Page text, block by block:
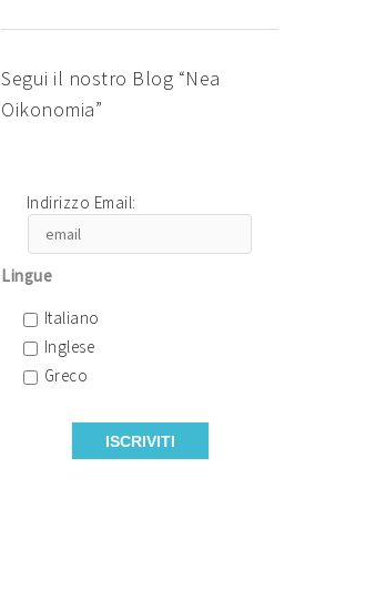
Segui il nostro Blog “Nea
Oikonomia”
Indirizzo Email:
Lingue
Italiano
Inglese
Greco